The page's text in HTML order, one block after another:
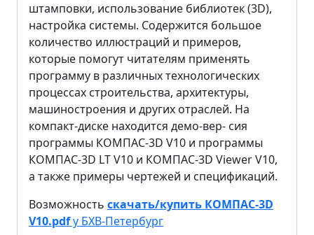
штамповки, использование библиотек (3D),
настройка системы. Содержится большое
количество иллюстраций и примеров,
которые помогут читателям применять
программу в различных технологических
процессах строительства, архитектуры,
машиностроения и других отраслей. На
компакт-диске находится демо-вер- сия
программы КОМПАС-3D V10 и программы
КОМПАС-3D LT V10 и КОМПАС-3D Viewer V10,
а также примеры чертежей и спецификаций.
Возможность скачать/купить КОМПАС-3D
V10.pdfу БХВ-Петербург